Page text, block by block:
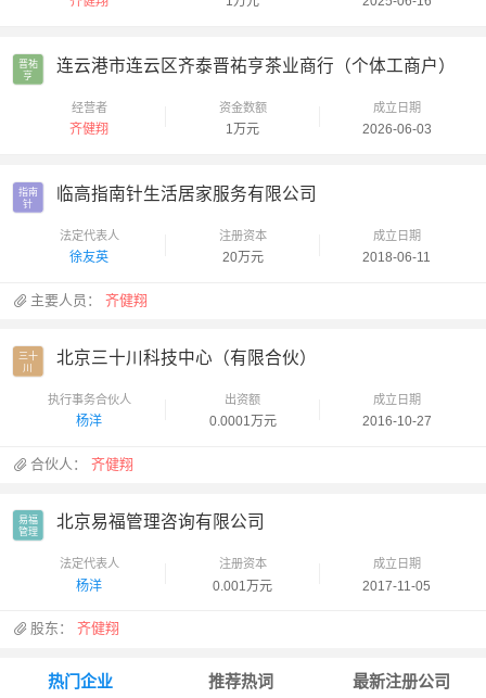
晋祐
亨
连云港市连云区齐泰晋祐亨茶业商行（个体工商户）
经营者
齐健翔
资金数额
1万元
成立日期
2026-06-03
指南
针
临高指南针生活居家服务有限公司
法定代表人
徐友英
注册资本
20万元
成立日期
2018-06-11
主要人员：齐健翔
三十
川
北京三十川科技中心（有限合伙）
执行事务合伙人
杨洋
出资额
0.0001万元
成立日期
2016-10-27
合伙人：齐健翔
易福
管理
北京易福管理咨询有限公司
法定代表人
杨洋
注册资本
0.001万元
成立日期
2017-11-05
股东：齐健翔
热门企业 推荐热词 最新注册公司